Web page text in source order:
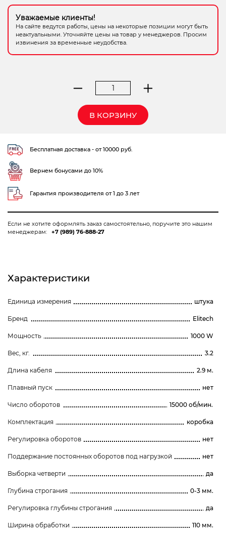
Уважаемые клиенты!
На сайте ведутся работы, цены на некоторые позиции могут быть
неактуальными. Уточняйте цены на товар у менеджеров. Просим
извинения за временные неудобства.
Количество
рубанок
110К
В КОРЗИНУ
Бесплатная доставка - от 10000 руб.
Вернем бонусами до 10%
Гарантия производителя от 1 до 3 лет
Если не хотите оформлять заказ самостоятельно, поручите это нашим
менеджерам:
+7 (989) 76-888-27
Характеристики
Единица измерения штука
Бренд Elitech
Мощность 1000 W
Вес, кг. 3.2
Длина кабеля 2.9 м.
Плавный пуск нет
Число оборотов 15000 об/мин.
Комплектация коробка
Регулировка оборотов нет
Поддержание постоянных оборотов под нагрузкой нет
Выборка четверти да
Глубина строгания 0-3 мм.
Регулировка глубины строгания да
Ширина обработки 110 мм.